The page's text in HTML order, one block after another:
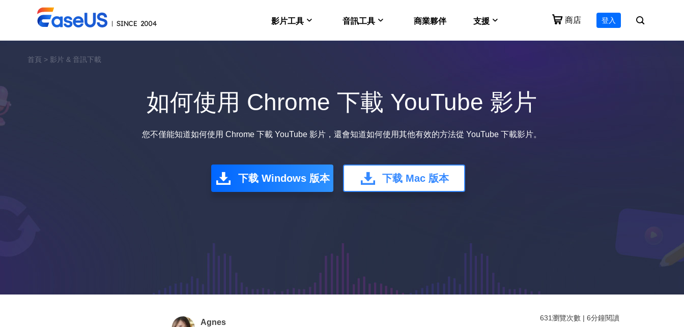
影片工具
Video Downloader for Mac
Mac 電腦下載 Youtube 影片
VideoKit
音訊工具
EaseUS VoiceOver
免費線上人工智慧語音生成工具
商業夥伴 支援
下載
下載安裝程式
諮詢中心
商店 登入
首頁 > 影片 & 音訊下載
如何使用 Chrome 下載 YouTube 影片
您不僅能知道如何使用 Chrome 下載 YouTube 影片，還會知道如何使用其他有效的方法從 YouTube 下載影片。
下载 Windows 版本 下载 Mac 版本
Agnes 631瀏覽次數 | 6分鐘閱讀